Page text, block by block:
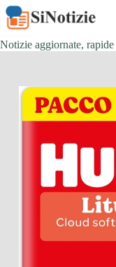
Salta
al
contenuto
Notizie aggiornate,